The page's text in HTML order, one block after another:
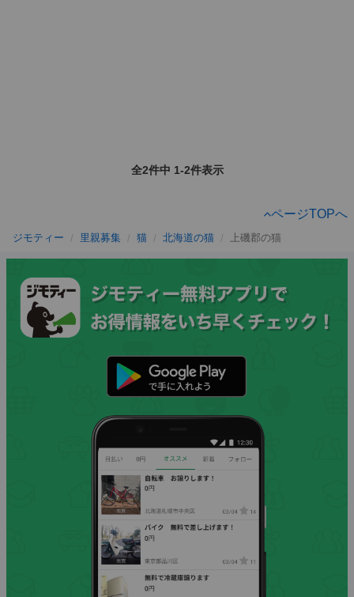
全2件中 1-2件表示
ページTOPへ
ジモティー 里親募集 猫 北海道の猫 上磯郡の猫